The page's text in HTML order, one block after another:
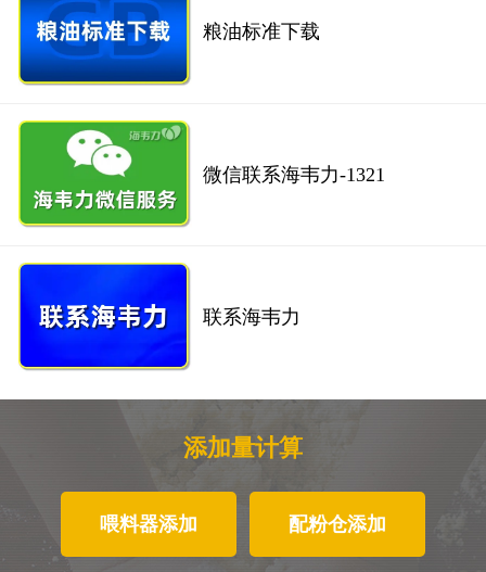
粮油标准下载
微信联系海韦力-1321
联系海韦力
添加量计算
喂料器添加 配粉仓添加